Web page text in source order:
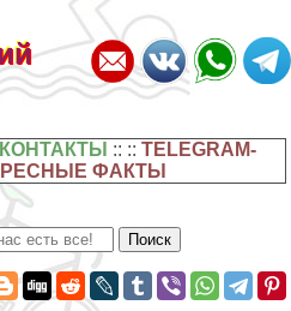
КОНТАКТЫ :: ::TELEGRAM-
ФАКТЫ